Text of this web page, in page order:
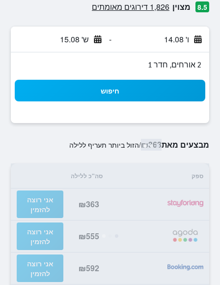
8.5 מצוין 1,826 דירוגים מאומתים
ו' 14.08 - ש' 15.08
2 אורחים, חדר 1
חיפוש
מבצעים מאת₪363
/הזול ביותר תעריף ללילה
ספק סה"כ ללילה
₪363
אני רוצה
להזמין
₪555
אני רוצה
להזמין
₪592
אני רוצה
להזמין